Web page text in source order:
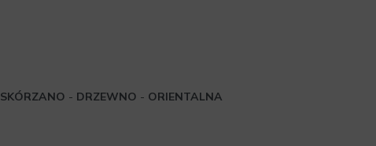
SKÓRZANO - DRZEWNO - ORIENTALNA